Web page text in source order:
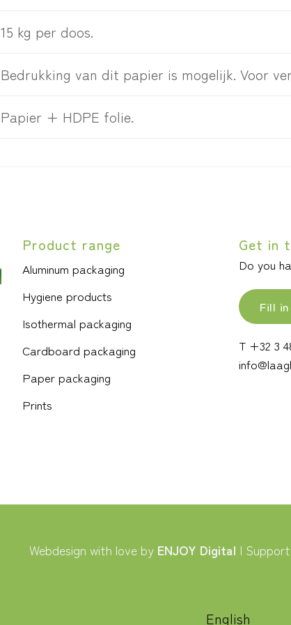
15 kg per doos.
Bedrukking van dit papier is mogelijk. Voor
Papier + HDPE folie.
Product range
Aluminum packaging
Hygiene products
Isothermal packaging
Cardboard packaging
Paper packaging
Prints
Get in
Do you
Fill
T +32 3
Webdesign with love by ENJOY Digital |
English